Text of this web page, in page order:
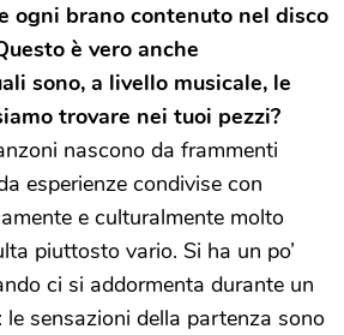
ogni brano contenuto nel disco
è vero anche
sono, a livello musicale, le
trovare nei tuoi pezzi?
nascono da frammenti
esperienze condivise con
e culturalmente molto
piuttosto vario. Si ha un po’
ci si addormenta durante un
sensazioni della partenza sono